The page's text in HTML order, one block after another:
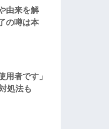
由来を解
の噂は本
用者です」
処法も